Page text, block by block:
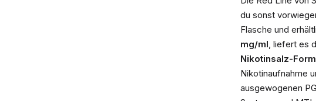
du sonst
Flasche und
mg/ml , liefert es
Nikotinsalz-
Nikotinaufnahme
ausgewogenen